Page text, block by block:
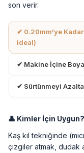
son verir.
✔ 0.20mm'ye
ideal)
✔ Makine İçine
✔ Sürtünmeyi
👤 Kimler İçin Uygun?
Kaş kıl tekniğinde
çizgiler atmak, dudak